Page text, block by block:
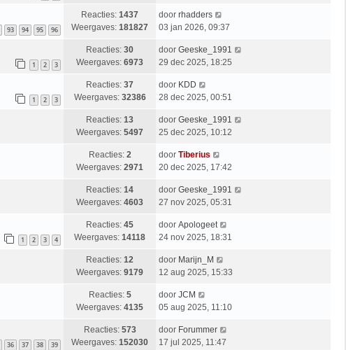
93 94 95 96
Reacties: 1437
Weergaves: 181827
door rhadders
03 jan 2026, 09:37
1 2 3
Reacties: 30
Weergaves: 6973
door Geeske_1991
29 dec 2025, 18:25
1 2 3
Reacties: 37
Weergaves: 32386
door KDD
28 dec 2025, 00:51
Reacties: 13
Weergaves: 5497
door Geeske_1991
25 dec 2025, 10:12
Reacties: 2
Weergaves: 2971
door Tiberius
20 dec 2025, 17:42
Reacties: 14
Weergaves: 4603
door Geeske_1991
27 nov 2025, 05:31
1 2 3 4
Reacties: 45
Weergaves: 14118
door Apologeet
24 nov 2025, 18:31
Reacties: 12
Weergaves: 9179
door Marijn_M
12 aug 2025, 15:33
Reacties: 5
Weergaves: 4135
door JCM
05 aug 2025, 11:10
36 37 38 39
Reacties: 573
Weergaves: 152030
door Forummer
17 jul 2025, 11:47